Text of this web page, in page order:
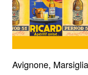
Avignone,